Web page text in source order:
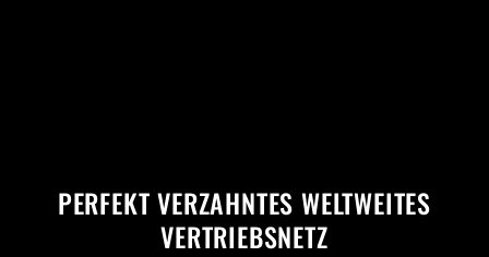
PERFEKT VERZAHNTES WELTWEITES
VERTRIEBSNETZ